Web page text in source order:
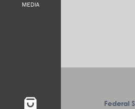
MEDIA
Federal